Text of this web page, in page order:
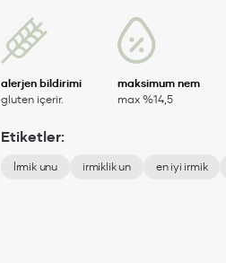
alerjen bildirimi
gluten içerir.
maksimum nem
max %14,5
Etiketler:
İrmik unu irmiklik un en iyi irmik